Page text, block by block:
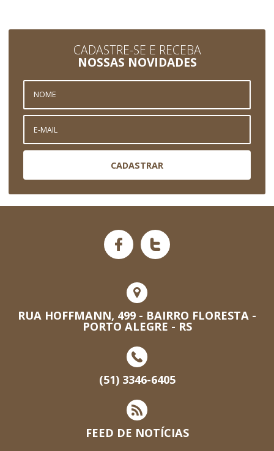
CADASTRE-SE E RECEBA
NOSSAS NOVIDADES
CADASTRAR
RUA HOFFMANN, 499 - BAIRRO FLORESTA -
PORTO ALEGRE - RS
(51) 3346-6405
FEED DE NOTÍCIAS